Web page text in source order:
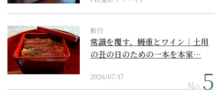
旅行
常識を覆す、鰻重とワイン｜土用
の丑の日のための一本を本家…
2026/07/17
No.